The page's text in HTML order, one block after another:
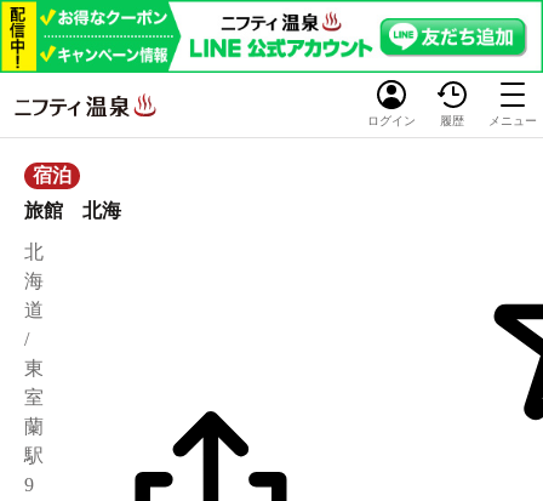
ログイン 履歴 メニュー
宿泊
旅館 北海
北
海
道
/
東
室
蘭
駅
9